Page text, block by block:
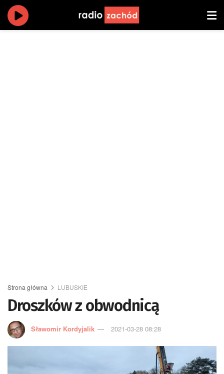
Strona główna LUBUSKIE
Droszków z obwodnicą
Sławomir Kordyjalik 2021-03-28 08:28